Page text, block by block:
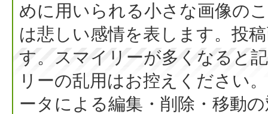
めに用いられる小さな画像の
は悲しい感情を表します。投
す。スマイリーが多くなると
リーの乱用はお控えください
ータによる編集・削除・移動